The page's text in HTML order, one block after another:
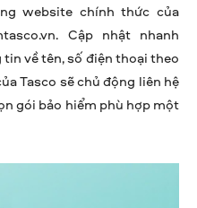
website chính thức của
Cập nhật nhanh
về tên, số điện thoại theo
Tasco sẽ chủ động liên hệ
gói bảo hiểm phù hợp một